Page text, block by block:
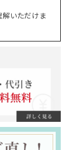
解いただけま